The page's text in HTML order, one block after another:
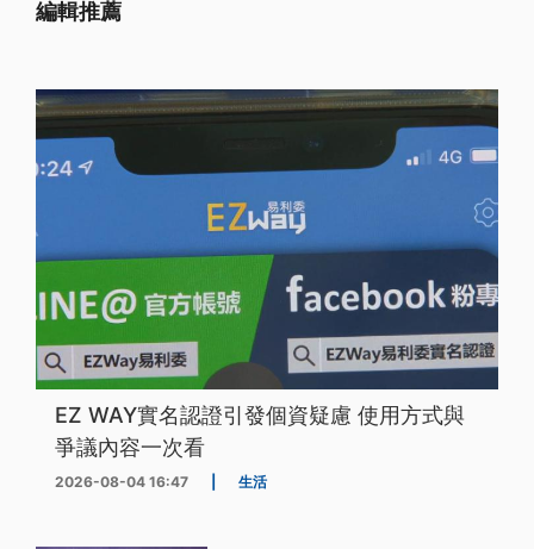
編輯推薦
EZ WAY實名認證引發個資疑慮 使用方式與
爭議內容一次看
2026-08-04 16:47 生活